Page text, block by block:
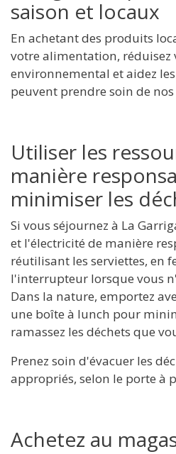
saison et locaux
En achetant des produits
votre alimentation, réduisez
environnemental et aidez
peuvent prendre soin de nos
Utiliser les
manière
minimiser les
Si vous séjournez à La
et l'électricité de manière
réutilisant les serviettes, en
l'interrupteur lorsque vous
Dans la nature, emportez
une boîte à lunch pour
ramassez les déchets que
Prenez soin d'évacuer les
appropriés, selon le porte à
Achetez au